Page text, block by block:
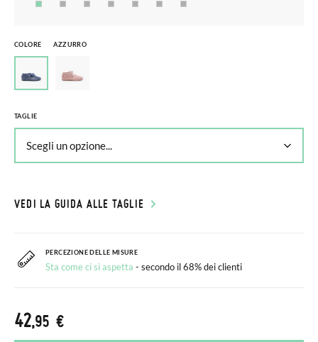
COLORE AZZURRO
TAGLIE
VEDI LA GUIDA ALLE TAGLIE
PERCEZIONE DELLE MISURE
Sta come ci si aspetta - secondo il 68% dei clienti
42,95 €